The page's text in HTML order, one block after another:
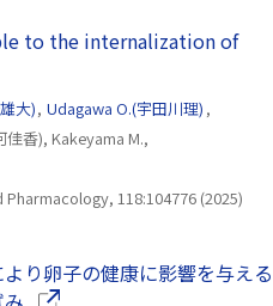
to the internalization of
インドウで開きます）
大), Udagawa O.(宇田川理) ,
佳香), Kakeyama M.,
118:104776 (2025)
り卵子の健康に影響を与える